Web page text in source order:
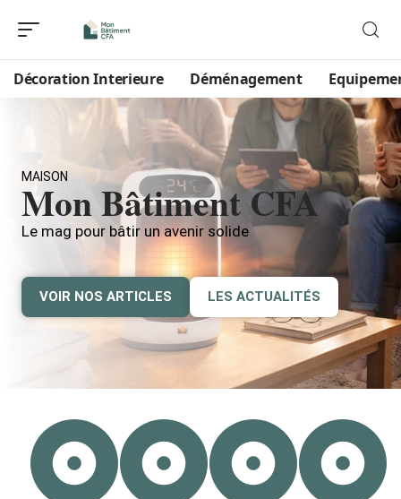
Décoration Interieure Déménagement
MAISON
Mon Bâtiment CFA
Le mag pour bâtir un avenir solide
VOIR NOS ARTICLES LES ACTUALITÉS